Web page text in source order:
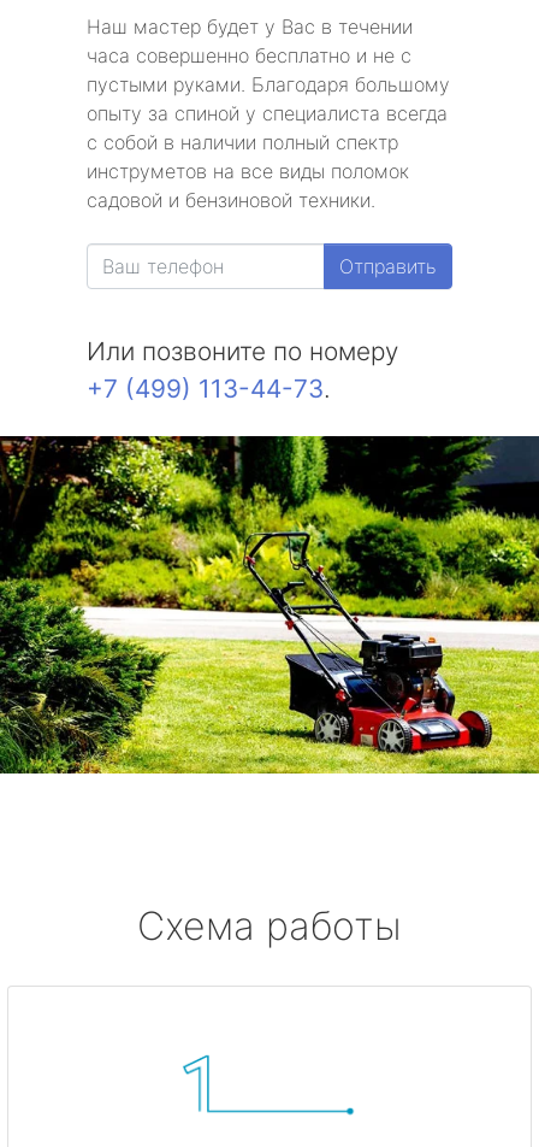
Наш мастер будет у Вас в течении
часа совершенно бесплатно и не с
пустыми руками. Благодаря большому
опыту за спиной у специалиста всегда
с собой в наличии полный спектр
инструметов на все виды поломок
садовой и бензиновой техники.
Отправить
Или позвоните по номеру
+7 (499) 113-44-73.
Схема работы